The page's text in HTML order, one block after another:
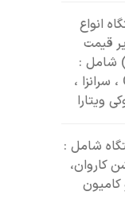
دستگاه انواع
قیمت
شامل :
پژو 405 GLX ، سرانزا ،
ویتارا
3 دستگاه شامل :
کاروان،
کامیون